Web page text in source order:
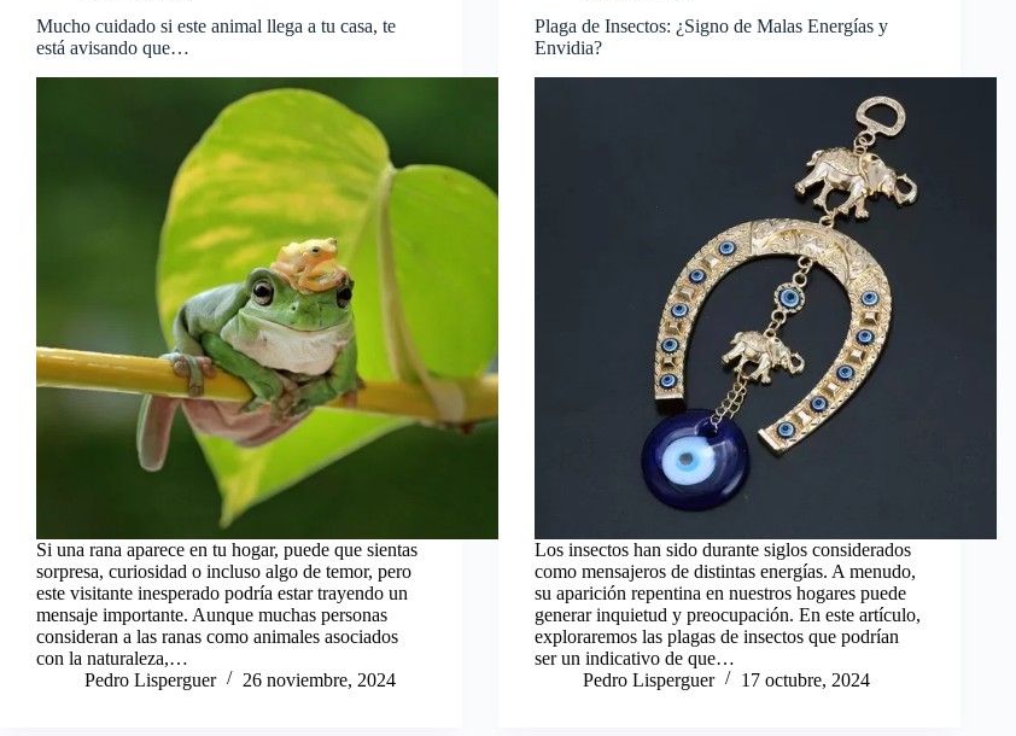
Mucho cuidado si este animal llega a tu casa, te
está avisando que…
Si una rana aparece en tu hogar, puede que sientas
sorpresa, curiosidad o incluso algo de temor, pero
este visitante inesperado podría estar trayendo un
mensaje importante. Aunque muchas personas
consideran a las ranas como animales asociados
con la naturaleza,…
Pedro Lisperguer
26 noviembre, 2024
Plaga de Insectos: ¿Signo de Malas Energías y
Envidia?
Los insectos han sido durante siglos considerados
como mensajeros de distintas energías. A menudo,
su aparición repentina en nuestros hogares puede
generar inquietud y preocupación. En este artículo,
exploraremos las plagas de insectos que podrían
ser un indicativo de que…
Pedro Lisperguer
17 octubre, 2024